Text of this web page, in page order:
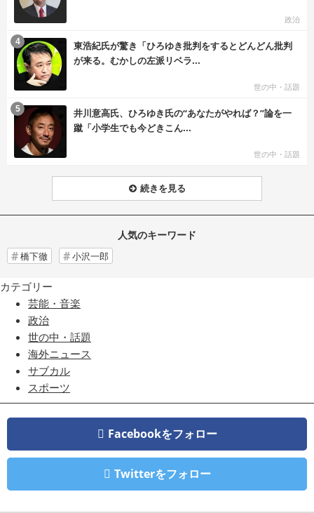
政治
東浩紀氏が驚き「ひろゆき批判をするとどんどん批判
が来る。むかしの左派リベラ...
世の中・話題
4
井川意高氏、ひろゆき氏の“あなたがやれば？”論を一
蹴「小学生でも今どきこん...
世の中・話題
5
続きを見る
人気のキーワード
橋下徹 小沢一郎
カテゴリー
芸能・音楽
政治
世の中・話題
海外ニュース
サブカル
スポーツ
Facebookをフォロー
Twitterをフォロー